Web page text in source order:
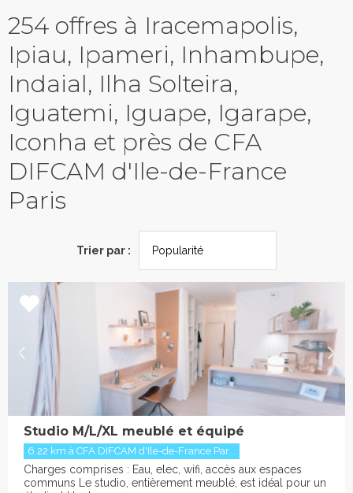
254 offres à Iracemapolis,
Ipiau, Ipameri, Inhambupe,
Indaial, Ilha Solteira,
Iguatemi, Iguape, Igarape,
Iconha et près de CFA
DIFCAM d'Ile-de-France
Paris
Trier par :
Studio M/L/XL meublé et équipé
6.22 km à CFA DIFCAM d'Ile-de-France Par...
Charges comprises : Eau, elec, wifi, accès aux espaces
communs Le studio, entièrement meublé, est idéal pour un